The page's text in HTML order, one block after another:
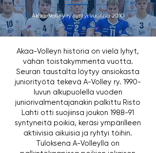
Akaa-Volley ry syntyi vuonna 2010
Akaa-Volleyn historia on vielä lyhyt,
vähän toistakymmentä vuotta.
Seuran taustalta löytyy ansiokasta
juniorityötä tekevä A-Volley ry. 1990-
luvun alkupuolella vuoden
juniorivalmentajanakin palkittu Risto
Lahti otti suojiinsa joukon 1988-91
syntyneitä poikia, keräsi ympärilleen
aktiivisia aikuisia ja ryhtyi töihin.
Tuloksena A-Volleylla on